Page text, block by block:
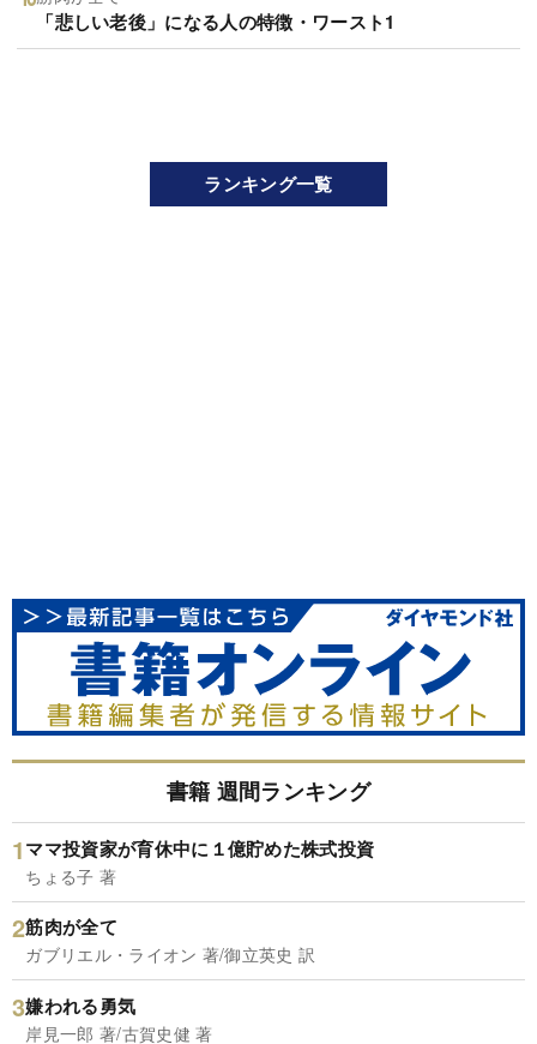
「悲しい老後」になる人の特徴・ワースト1
ランキング一覧
書籍 週間ランキング
ママ投資家が育休中に１億貯めた株式投資
ちょる子 著
筋肉が全て
ガブリエル・ライオン 著/御立英史 訳
嫌われる勇気
岸見一郎 著/古賀史健 著